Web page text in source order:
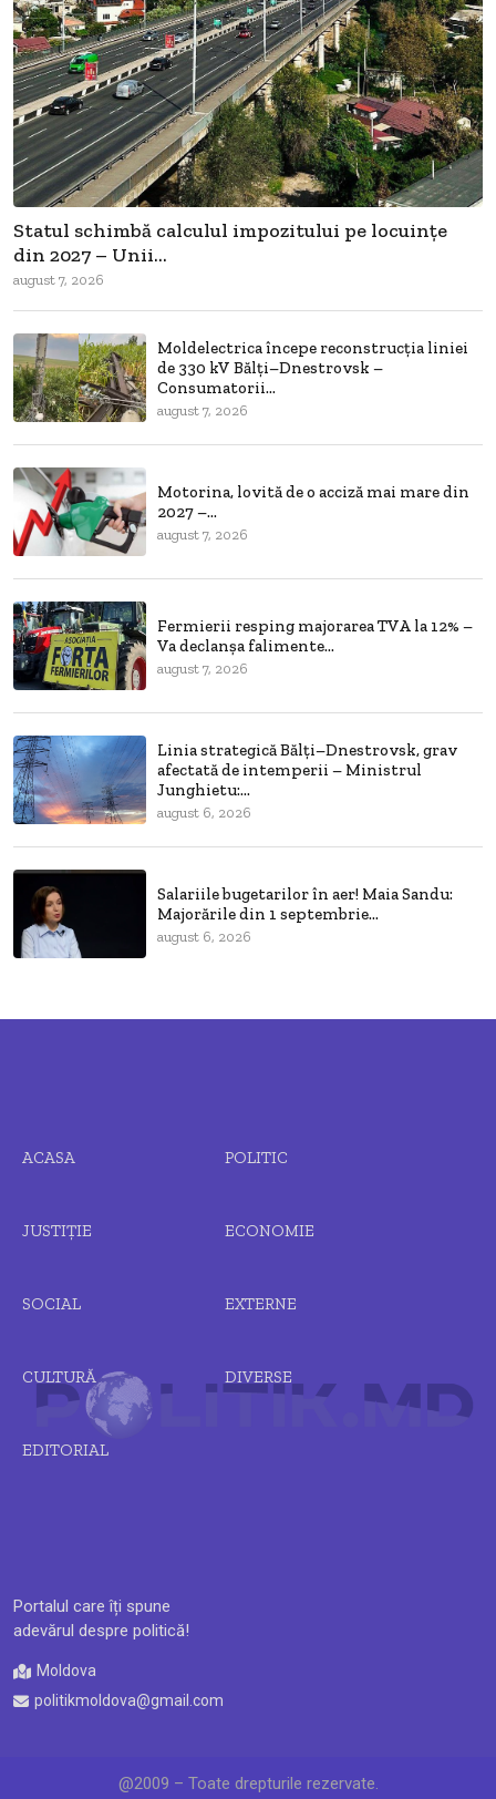
Statul schimbă calculul impozitului pe locuințe
din 2027 – Unii...
august 7, 2026
Moldelectrica începe reconstrucția liniei
de 330 kV Bălți–Dnestrovsk –
Consumatorii...
august 7, 2026
Motorina, lovită de o acciză mai mare din
2027 –...
august 7, 2026
Fermierii resping majorarea TVA la 12% –
Va declanșa falimente...
august 7, 2026
Linia strategică Bălți–Dnestrovsk, grav
afectată de intemperii – Ministrul
Junghietu:...
august 6, 2026
Salariile bugetarilor în aer! Maia Sandu:
Majorările din 1 septembrie...
august 6, 2026
Portalul care îți spune
adevărul despre politică!
Moldova
politikmoldova@gmail.com
ACASA POLITIC
JUSTIȚIE ECONOMIE
SOCIAL EXTERNE
CULTURĂ DIVERSE
EDITORIAL
@2009 – Toate drepturile rezervate.